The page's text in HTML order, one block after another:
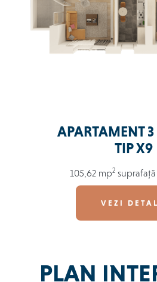
APARTAMENT 3
TIP X9
105,62 mp2
VEZI
PLAN